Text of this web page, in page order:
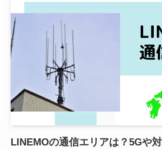
LINEMOの通信エリアは？5Gや